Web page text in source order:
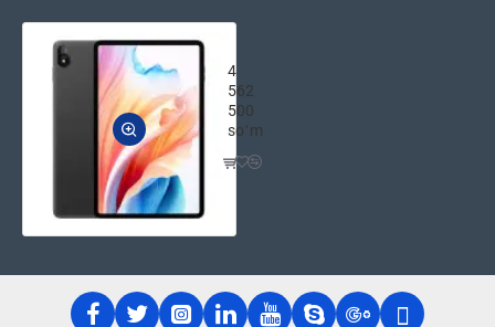
4
562
500
soʻm